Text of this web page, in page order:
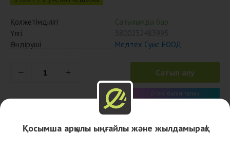
Қолжетімділігі
Сатылымда бар
Үлгі
Өндіруші
Медтех Суис ЕООД
Сатып алу
0-0-4 бөліп төлеу
Қосымша арқылы ыңғайлы және жылдамырақ!